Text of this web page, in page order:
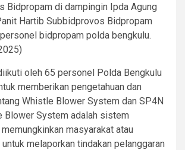
Bidpropam di dampingin Ipda Agung
Hartib Subbidprovos Bidpropam
bidpropam polda bengkulu.
oleh 65 personel Polda Bengkulu
memberikan pengetahuan dan
Whistle Blower System dan SP4N
Blower System adalah sistem
masyarakat atau
melaporkan tindakan pelanggaran